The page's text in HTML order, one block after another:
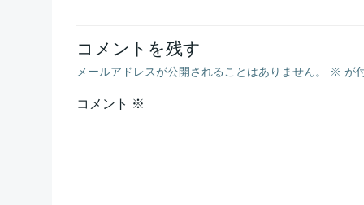
ビ
ゲ
コメントを残す
メールアドレスが公開されることはありません。 ※ が
コメント ※